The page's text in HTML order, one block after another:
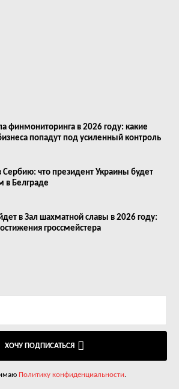
финмониторинга в 2026 году: какие
попадут под усиленный контроль
что президент Украины будет
в Белграде
в Зал шахматной славы в 2026 году:
гроссмейстера
ХОЧУ ПОДПИСАТЬСЯ
Политику конфиденциальности.